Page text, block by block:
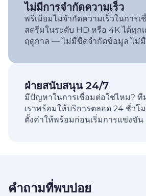
ไม่มีการจำกัดความเร็ว
พรีเมียมไม่จำกัดความเร็วในการ
สตรีมในระดับ HD หรือ 4K ได้ทุก
ฤดูกาล — ไม่มีขีดจำกัดข้อมูล ไม่มี
ฝ่ายสนับสนุน 24/7
มีปัญหาในการเชื่อมต่อใช่ไหม?
เราพร้อมให้บริการตลอด 24 ชั่วโ
ตั้งค่าให้พร้อมก่อนเริ่มการแข่งขัน
คำถามที่พบบ่อย